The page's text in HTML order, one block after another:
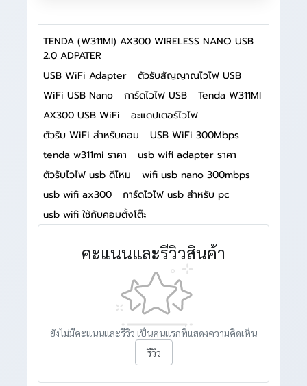
TENDA (W311MI) AX300 WIRELESS NANO USB
2.0 ADPATER
USB WiFi Adapter
ตัวรับสัญญาณไวไฟ USB
WiFi USB Nano
การ์ดไวไฟ USB
Tenda W311MI
AX300 USB WiFi
อะแดปเตอร์ไวไฟ
ตัวรับ WiFi สำหรับคอม
USB WiFi 300Mbps
tenda w311mi ราคา
usb wifi adapter ราคา
ตัวรับไวไฟ usb ดีไหม
wifi usb nano 300mbps
usb wifi ax300
การ์ดไวไฟ usb สำหรับ pc
usb wifi ใช้กับคอมตั้งโต๊ะ
คะแนนและรีวิวสินค้า
ยังไม่มีคะแนนและรีวิว เป็นคนแรกที่แสดงความคิดเห็น
รีวิว